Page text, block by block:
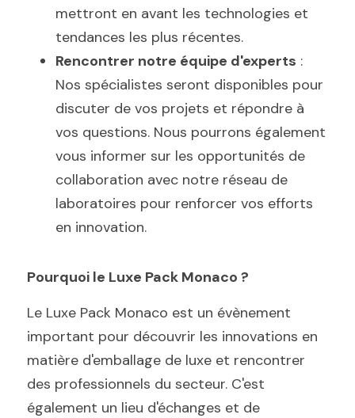
mettront en avant les technologies et
tendances les plus récentes.
Rencontrer notre équipe d'experts :
Nos spécialistes seront disponibles pour
discuter de vos projets et répondre à
vos questions. Nous pourrons également
vous informer sur les opportunités de
collaboration avec notre réseau de
laboratoires pour renforcer vos efforts
en innovation.
Pourquoi le Luxe Pack Monaco ?
Le Luxe Pack Monaco est un évènement
important pour découvrir les innovations en
matière d'emballage de luxe et rencontrer
des professionnels du secteur. C'est
également un lieu d'échanges et de